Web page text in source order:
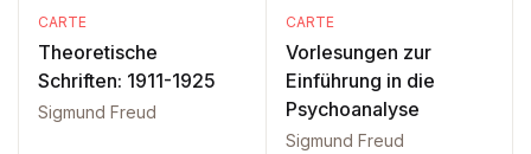
CARTE
Theoretische
Schriften: 1911-1925
Sigmund Freud
CARTE
Vorlesungen zur
Einführung in die
Psychoanalyse
Sigmund Freud